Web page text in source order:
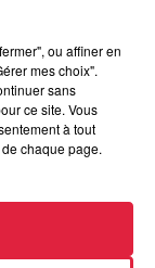
Wunsch et
!
et Mann à
ou affiner en
mes choix".
sans
ce site. Vous
à tout
chaque page.